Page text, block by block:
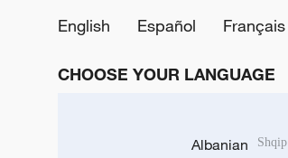
English
Español Français
CHOOSE YOUR LANGUAGE
Albanian Shqip